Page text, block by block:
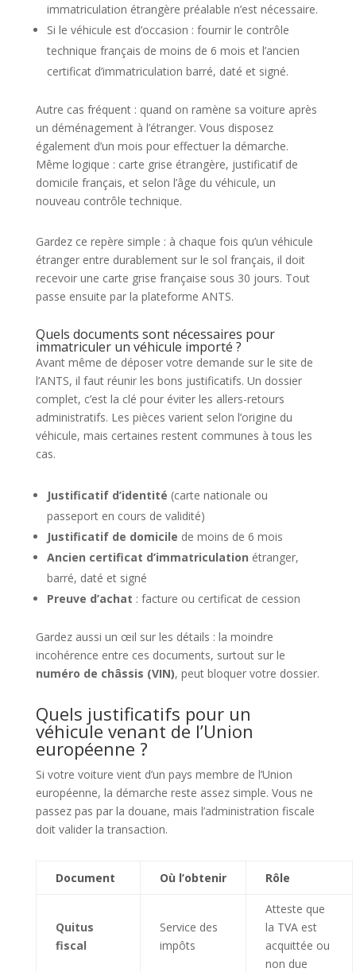
immatriculation étrangère préalable n’est nécessaire.
Si le véhicule est d’occasion : fournir le contrôle
technique français de moins de 6 mois et l’ancien
certificat d’immatriculation barré, daté et signé.
Autre cas fréquent : quand on ramène sa voiture après
un déménagement à l’étranger. Vous disposez
également d’un mois pour effectuer la démarche.
Même logique : carte grise étrangère, justificatif de
domicile français, et selon l’âge du véhicule, un
nouveau contrôle technique.
Gardez ce repère simple : à chaque fois qu’un véhicule
étranger entre durablement sur le sol français, il doit
recevoir une carte grise française sous 30 jours. Tout
passe ensuite par la plateforme ANTS.
Quels documents sont nécessaires pour
immatriculer un véhicule importé ?
Avant même de déposer votre demande sur le site de
l’ANTS, il faut réunir les bons justificatifs. Un dossier
complet, c’est la clé pour éviter les allers-retours
administratifs. Les pièces varient selon l’origine du
véhicule, mais certaines restent communes à tous les
cas.
Justificatif d’identité (carte nationale ou
passeport en cours de validité)
Justificatif de domicile de moins de 6 mois
Ancien certificat d’immatriculation étranger,
barré, daté et signé
Preuve d’achat : facture ou certificat de cession
Gardez aussi un œil sur les détails : la moindre
incohérence entre ces documents, surtout sur le
numéro de châssis (VIN), peut bloquer votre dossier.
Quels justificatifs pour un
véhicule venant de l’Union
européenne ?
Si votre voiture vient d’un pays membre de l’Union
européenne, la démarche reste assez simple. Vous ne
passez pas par la douane, mais l’administration fiscale
doit valider la transaction.
Document Où l’obtenir Rôle
Quitus
fiscal
Service des
impôts
Atteste que
la TVA est
acquittée ou
non due